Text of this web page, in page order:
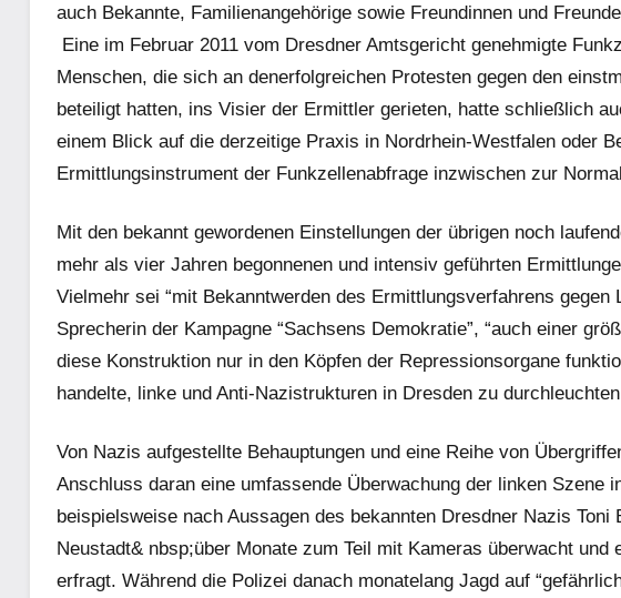
auch Bekannte, Familienangehörige sowie Freundinnen und
Eine im Februar 2011 vom Dresdner Amtsgericht genehmigte
Menschen, die sich an denerfolgreichen Protesten gegen den
beteiligt hatten, ins Visier der Ermittler gerieten, hatte schließlich
einem Blick auf die derzeitige Praxis in Nordrhein-Westfalen oder
Ermittlungsinstrument der Funkzellenabfrage inzwischen zur
Mit den bekannt gewordenen Einstellungen der übrigen noch
mehr als vier Jahren begonnenen und intensiv geführten
Vielmehr sei “mit Bekanntwerden des Ermittlungsverfahrens gegen
Sprecherin der Kampagne “Sachsens Demokratie”, “auch einer
diese Konstruktion nur in den Köpfen der Repressionsorgane
handelte, linke und Anti-Nazistrukturen in Dresden zu
Von Nazis aufgestellte Behauptungen und eine Reihe von
Anschluss daran eine umfassende Überwachung der linken Szene
beispielsweise nach Aussagen des bekannten Dresdner Nazis
Neustadt& nbsp;über Monate zum Teil mit Kameras überwacht
erfragt. Während die Polizei danach monatelang Jagd auf